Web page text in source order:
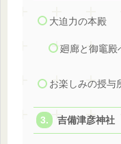
大迫力の本殿
廻廊と御竈殿
お楽しみの授与
吉備津彦神社